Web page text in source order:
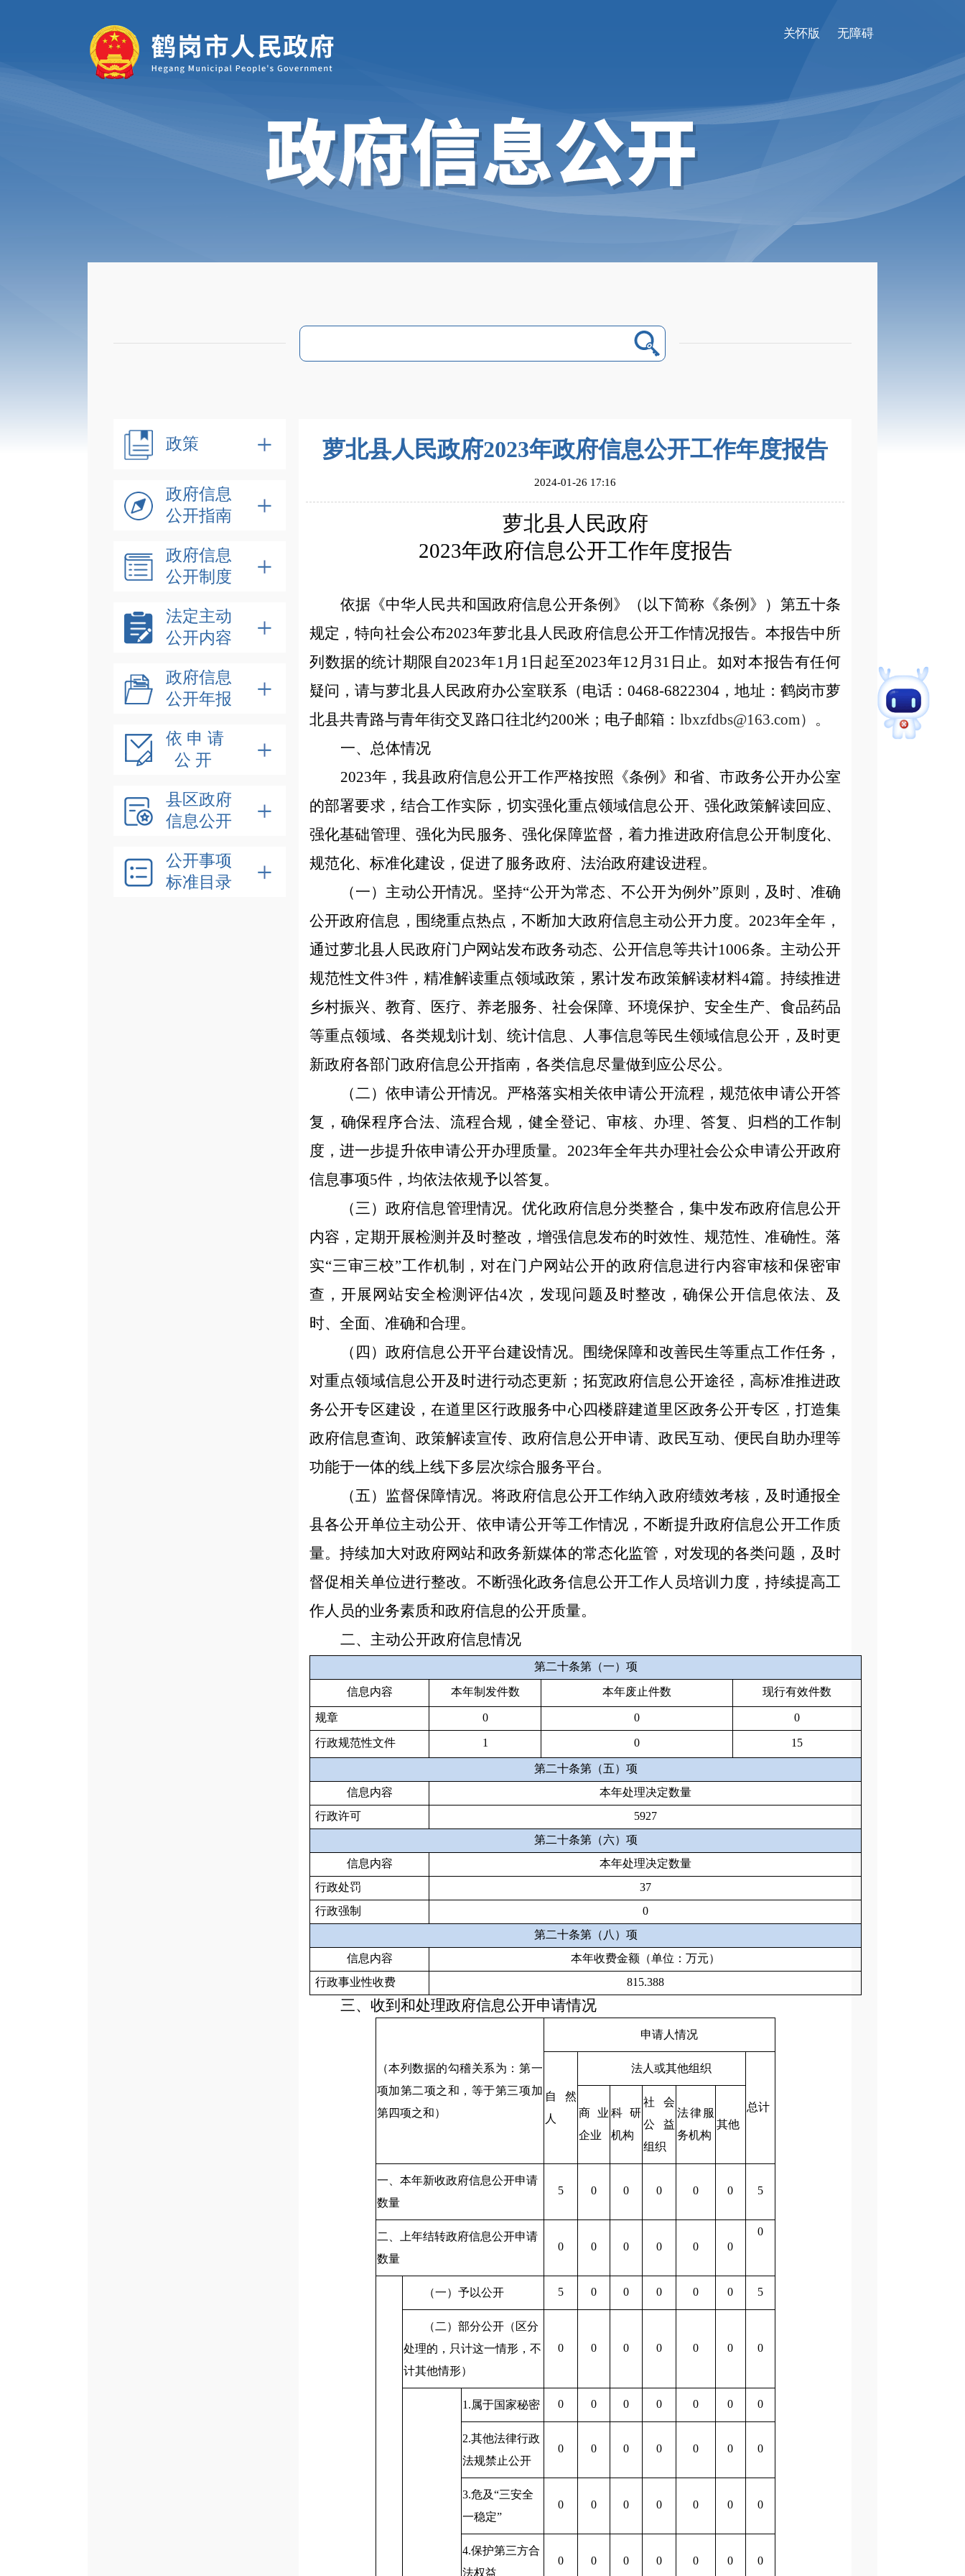
关怀版 无障碍
政策
政府信息
公开指南
政府信息
公开制度
法定主动
公开内容
政府信息
公开年报
依 申 请
公 开
县区政府
信息公开
公开事项
标准目录
萝北县人民政府2023年政府信息公开工作年度报告
2024-01-26 17:16
萝北县人民政府
2023年政府信息公开工作年度报告
依据《中华人民共和国政府信息公开条例》（以下简称《条例》）第五十条
规定，特向社会公布2023年萝北县人民政府信息公开工作情况报告。本报告中所
列数据的统计期限自2023年1月1日起至2023年12月31日止。如对本报告有任何
疑问，请与萝北县人民政府办公室联系（电话：0468-6822304，地址： 鹤岗市萝
北县共青路与青年街交叉路口往北约200米 ；电子邮箱： lbxzfdbs@163.com）。
一、 总体情况
2023年，我县政府信息公开工作严格按照《条例》和省、市政务公开办公室
的部署要求，结合工作实际，切实强化重点领域信息公开、强化政策解读回应、
强化基础管理、强化为民服务、强化保障监督，着力推进政府信息公开制度化、
规范化、标准化建设，促进了服务政府、法治政府建设进程。
（一） 主动公开情况。 坚持“公开为常态、不公开为例外”原则，及时、准确
公开政府信息，围绕重点热点，不断加大政府信息主动公开力度。2023年全年，
通过萝北县人民政府门户网站发布政务动态、公开信息等共计1006条。 主动公开
规范性文件3件， 精准解读重点领域政策，累计发布政策解读材料4篇。持续推进
乡村振兴、教育、医疗、养老服务、社会保障、环境保护、安全生产、食品药品
等重点领域、各类规划计划、统计信息、人事信息等民生领域信息公开，及时更
新政府各部门政府信息公开指南，各类信息尽量做到应公尽公。
（二）依申请公开情况。严格落实相关依申请公开流程，规范依申请公开答
复，确保程序合法、流程合规，健全登记、审核、办理、答复、归档的工作制
度，进一步提升依申请公开办理质量。 2023年全年共办理社会公众申请公开政府
信息事项5件，均依法依规予以答复。
（三）政府信息管理情况。优化政府信息分类整合，集中发布政府信息公开
内容，定期开展检测并及时整改，增强信息发布的时效性、规范性、准确性。落
实“三审三校”工作机制，对在门户网站公开的政府信息进行内容审核和保密审
查，开展网站安全检测评估4次，发现问题及时整改，确保公开信息依法、及
时、全面、准确和合理。
（四）政府信息公开平台建设情况。围绕保障和改善民生等重点工作任务，
对重点领域信息公开及时进行动态更新；拓宽政府信息公开途径，高标准推进政
务公开专区建设，在道里区行政服务中心四楼辟建道里区政务公开专区，打造集
政府信息查询、政策解读宣传、政府信息公开申请、政民互动、便民自助办理等
功能于一体的线上线下多层次综合服务平台。
（五）监督保障情况。将政府信息公开工作纳入政府绩效考核，及时通报全
县各公开单位主动公开、依申请公开等工作情况，不断提升政府信息公开工作质
量。持续加大对政府网站和政务新媒体的常态化监管，对发现的各类问题，及时
督促相关单位进行整改。不断强化政务信息公开工作人员培训力度，持续提高工
作人员的业务素质和政府信息的公开质量。
二、主动公开政府信息情况
第二十条第（一）项
信息内容 本年制发件数 本年废止件数 现行有效件数
规章 0 0 0
行政规范性文件 1 0 15
第二十条第（五）项
信息内容
本年处理决定数量
行政许可
5927
第二十条第（六）项
信息内容
本年处理决定数量
行政处罚
37
行政强制
0
第二十条第（八）项
信息内容
本年收费金额（单位：万元）
行政事业性收费
815.388
三、收到和处理政府信息公开申请情况
（本列数据的勾稽关系为：第一
项加第二项之和，等于第三项加
第四项之和）
申请人情况
自然
人
法人或其他组织
总计
商业
企业
科研
机构
社会
公益
组织
法律服
务机构
其他
一、本年新收政府信息公开申请
数量
5 0 0 0 0 0 5
二、上年结转政府信息公开申请
数量
0 0 0 0 0 0
0
（一）予以公开 5 0 0 0 0 0 5
（二）部分公开（区分
处理的，只计这一情形，不
计其他情形）
0 0 0 0 0 0 0
1.属于国家秘密 0 0 0 0 0 0 0
2.其他法律行政
法规禁止公开
0 0 0 0 0 0 0
3.危及“三安全
一稳定”
0 0 0 0 0 0 0
4.保护第三方合
法权益
0 0 0 0 0 0 0